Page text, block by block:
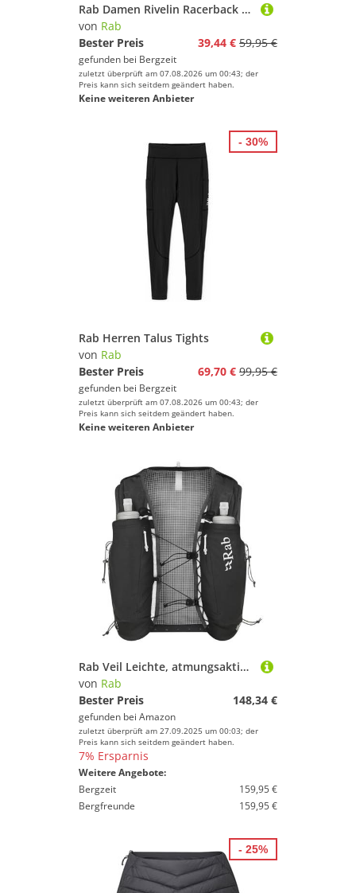
Rab Damen Rivelin Racerback Top
von Rab
Bester Preis
39,44 € 59,95 €
gefunden bei Bergzeit
zuletzt überprüft am 07.08.2026 um 00:43; der
Preis kann sich seitdem geändert haben.
Keine weiteren Anbieter
Rab Herren Talus Tights
von Rab
Bester Preis
69,70 € 99,95 €
gefunden bei Bergzeit
zuletzt überprüft am 07.08.2026 um 00:43; der
Preis kann sich seitdem geändert haben.
Keine weiteren Anbieter
- 30%
Rab Veil Leichte, atmungsaktive Trinkweste für Trail Running & Wandern – Schwarz – 12 Liter (Rückengröße – L)
von Rab
Bester Preis
148,34 €
gefunden bei Amazon
zuletzt überprüft am 27.09.2025 um 00:03; der
Preis kann sich seitdem geändert haben.
7% Ersparnis
Weitere Angebote:
Bergzeit
159,95 €
Bergfreunde
159,95 €
- 25%